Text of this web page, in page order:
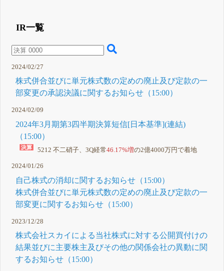
IR一覧
2024/02/27
株式併合並びに単元株式数の定めの廃止及び定款の一
部変更の承認決議に関するお知らせ（15:00）
2024/02/09
2024年3月期第3四半期決算短信[日本基準](連結)
（15:00）
5212 不二硝子、3Q経常46.17%増の2億4000万円で着地
2024/01/26
自己株式の消却に関するお知らせ（15:00）
株式併合並びに単元株式数の定めの廃止及び定款の一
部変更に関するお知らせ（15:00）
2023/12/28
株式会社スカイによる当社株式に対する公開買付けの
結果並びに主要株主及びその他の関係会社の異動に関
するお知らせ（15:00）